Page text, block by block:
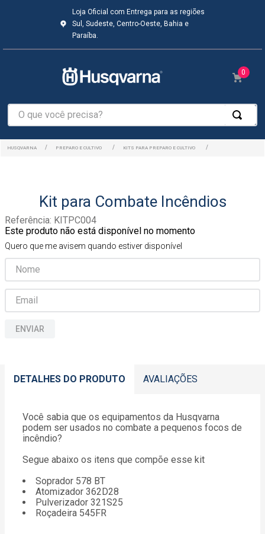
Loja Oficial com Entrega para as regiões
Sul, Sudeste, Centro-Oeste, Bahia e
Paraíba.
0
O que você precisa?
PREPARO E CULTIVO KITS PARA PREPARO E CULTIVO
Kit para Combate Incêndios
Referência: KITPC004
Este produto não está disponível no momento
Quero que me avisem quando estiver disponível
ENVIAR
DETALHES DO PRODUTO AVALIAÇÕES
Você sabia que os equipamentos da Husqvarna
podem ser usados no combate a pequenos focos de
incêndio?
Segue abaixo os itens que compõe esse kit
Soprador 578 BT
Atomizador 362D28
Pulverizador 321S25
Roçadeira 545FR